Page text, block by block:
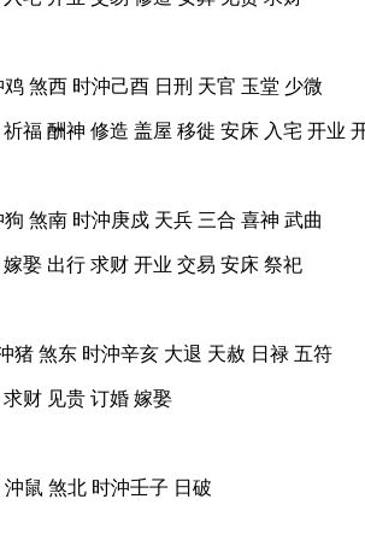
煞西 时沖己酉 日刑 天官 玉堂 少微
福 酬神 修造 盖屋 移徙 安床 入宅 开业
煞南 时沖庚戍 天兵 三合 喜神 武曲
娶 出行 求财 开业 交易 安床 祭祀
猪 煞东 时沖辛亥 大退 天赦 日禄 五符
财 见贵 订婚 嫁娶
沖鼠 煞北 时沖壬子 日破